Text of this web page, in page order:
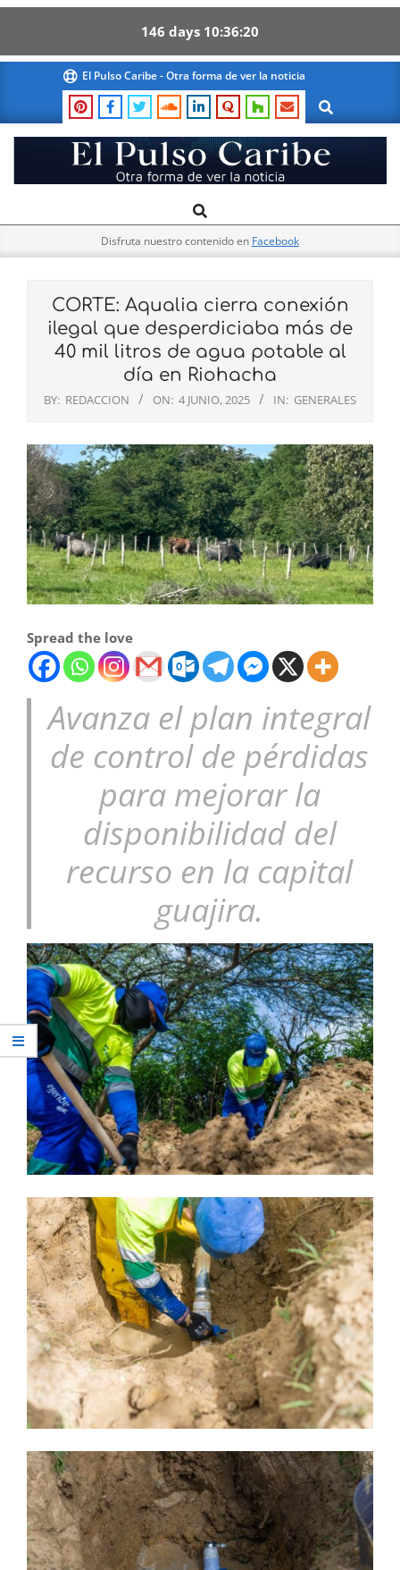
146 days 10 36 19
content
El Pulso Caribe - Otra forma de ver la noticia
Search
El
Pulso
Navigation
Search
Disfruta nuestro contenido en Facebook
CORTE: Aqualia cierra conexión
ilegal que desperdiciaba más de
40 mil litros de agua potable al
día en Riohacha
BY: REDACCION ON: 4 JUNIO, 2025 IN: GENERALES
Spread the love
Avanza el plan integral
de control de pérdidas
para mejorar la
disponibilidad del
recurso en la capital
guajira.